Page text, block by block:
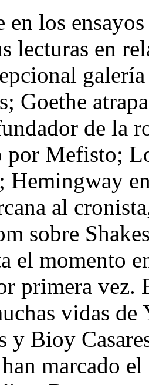
los
lecturas en
Goethe
de la
por Mefisto;
Hemingway
al
sobre
el momento
primera vez.
vidas
y Bioy
marcado